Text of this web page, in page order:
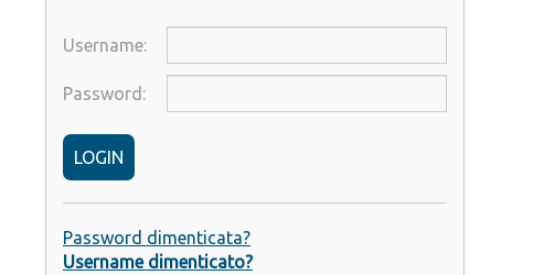
Username:
Password:
LOGIN
Password dimenticata?
Username dimenticato?